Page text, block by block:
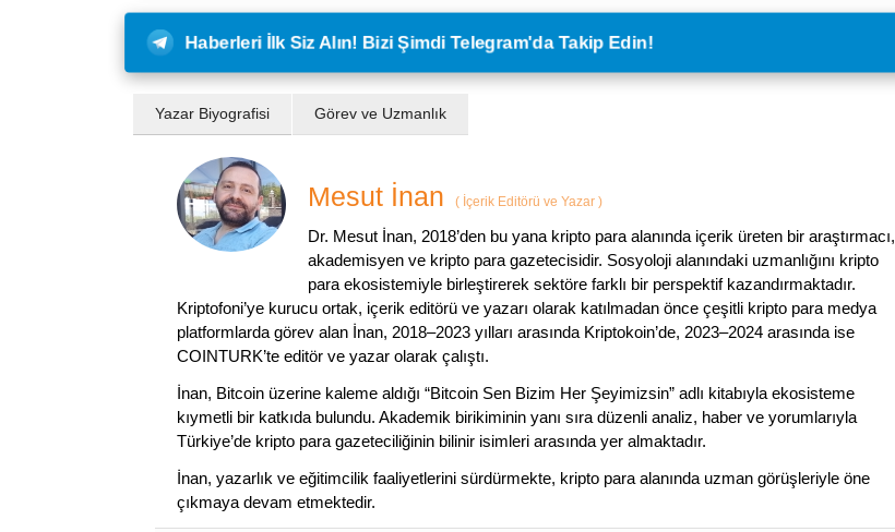
Haberleri İlk Siz Alın! Bizi Şimdi Telegram'da Takip Edin!
Yazar Biyografisi Görev ve Uzmanlık
Mesut İnan ( İçerik Editörü ve Yazar )
Dr. Mesut İnan, 2018’den bu yana kripto para alanında içerik üreten bir araştırmacı,
akademisyen ve kripto para gazetecisidir. Sosyoloji alanındaki uzmanlığını kripto
para ekosistemiyle birleştirerek sektöre farklı bir perspektif kazandırmaktadır.
Kriptofoni’ye kurucu ortak, içerik editörü ve yazarı olarak katılmadan önce çeşitli kripto para medya
platformlarda görev alan İnan, 2018–2023 yılları arasında Kriptokoin’de, 2023–2024 arasında ise
COINTURK’te editör ve yazar olarak çalıştı.
İnan, Bitcoin üzerine kaleme aldığı “Bitcoin Sen Bizim Her Şeyimizsin” adlı kitabıyla ekosisteme
kıymetli bir katkıda bulundu. Akademik birikiminin yanı sıra düzenli analiz, haber ve yorumlarıyla
Türkiye’de kripto para gazeteciliğinin bilinir isimleri arasında yer almaktadır.
İnan, yazarlık ve eğitimcilik faaliyetlerini sürdürmekte, kripto para alanında uzman görüşleriyle öne
çıkmaya devam etmektedir.